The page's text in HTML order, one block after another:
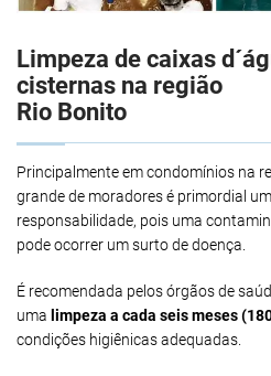
Limpeza de caixas
cisternas na região
Rio Bonito
Principalmente em condomínios na
grande de moradores é primordial
responsabilidade, pois uma
pode ocorrer um surto de doença.
É recomendada pelos órgãos de
uma limpeza a cada seis meses
condições higiênicas adequadas.